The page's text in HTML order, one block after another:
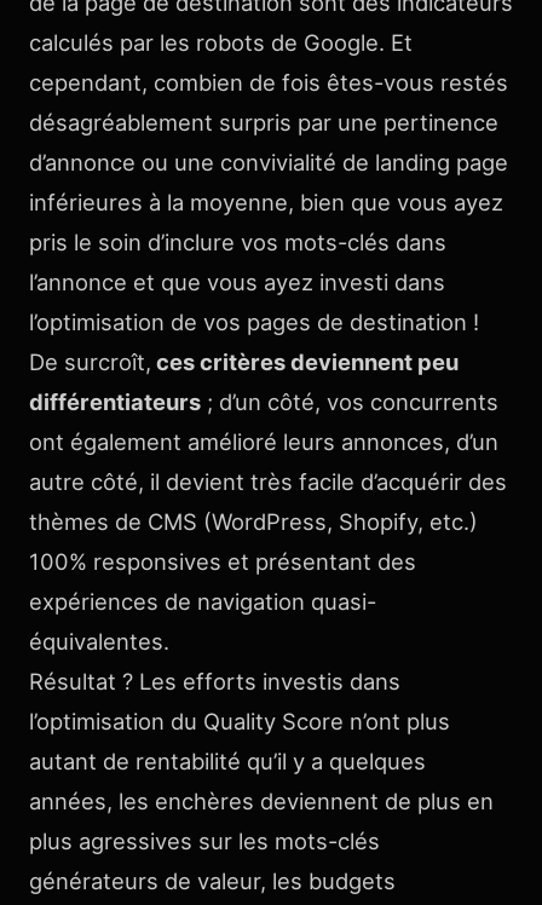
calculés par les robots de Google. Et
cependant, combien de fois êtes-vous restés
désagréablement surpris par une pertinence
d’annonce ou une convivialité de landing page
inférieures à la moyenne, bien que vous ayez
pris le soin d’inclure vos mots-clés dans
l’annonce et que vous ayez investi dans
l’optimisation de vos pages de destination !
De surcroît, ces critères deviennent peu
différentiateurs ; d’un côté, vos concurrents
ont également amélioré leurs annonces, d’un
autre côté, il devient très facile d’acquérir des
thèmes de CMS (WordPress, Shopify, etc.)
100% responsives et présentant des
expériences de navigation quasi-
équivalentes.
Résultat ? Les efforts investis dans
l’optimisation du Quality Score n’ont plus
autant de rentabilité qu’il y a quelques
années, les enchères deviennent de plus en
plus agressives sur les mots-clés
générateurs de valeur, les budgets